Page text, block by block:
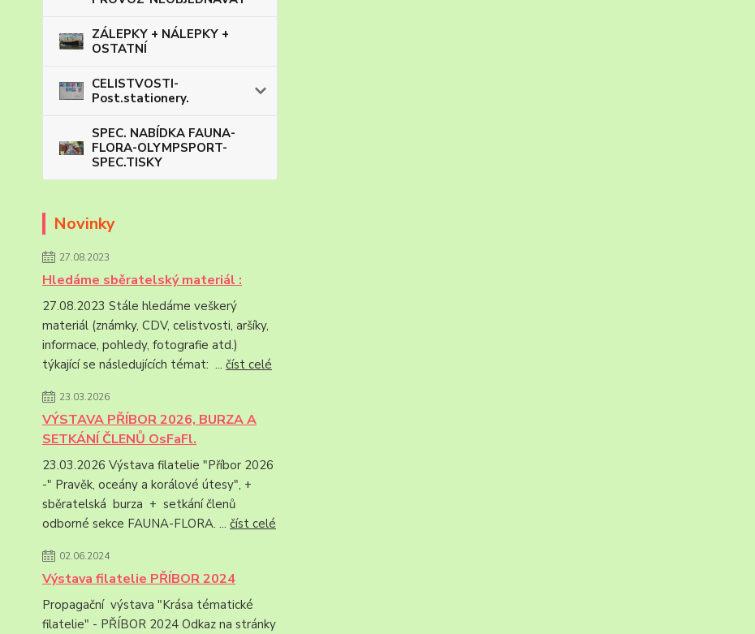
ZÁLEPKY + NÁLEPKY +
OSTATNÍ
CELISTVOSTI-
Post.stationery.
SPEC. NABÍDKA FAUNA-
FLORA-OLYMPSPORT-
SPEC.TISKY
Novinky
27.08.2023
Hledáme sběratelský materiál :
27.08.2023 Stále hledáme veškerý
materiál (známky, CDV, celistvosti, aršíky,
informace, pohledy, fotografie atd.)
týkající se následujících témat: ... číst celé
23.03.2026
VÝSTAVA PŘÍBOR 2026, BURZA A
SETKÁNÍ ČLENŮ OsFaFl.
23.03.2026 Výstava filatelie "Příbor 2026
-" Pravěk, oceány a korálové útesy", +
sběratelská burza + setkání členů
odborné sekce FAUNA-FLORA. ... číst celé
02.06.2024
Výstava filatelie PŘÍBOR 2024
Propagační výstava "Krása tématické
filatelie" - PŘÍBOR 2024 Odkaz na stránky